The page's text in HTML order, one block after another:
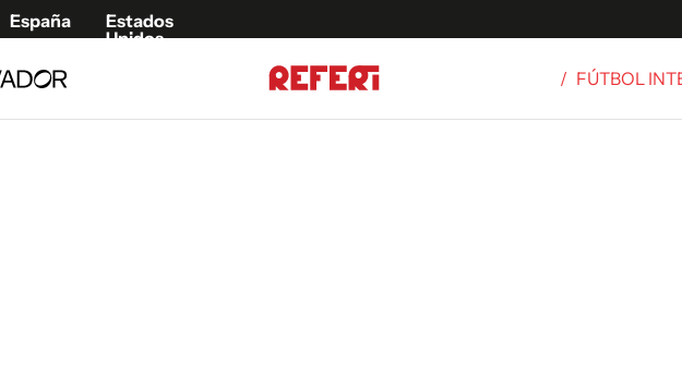
España
Estados
Unidos
/ FÚTBOL